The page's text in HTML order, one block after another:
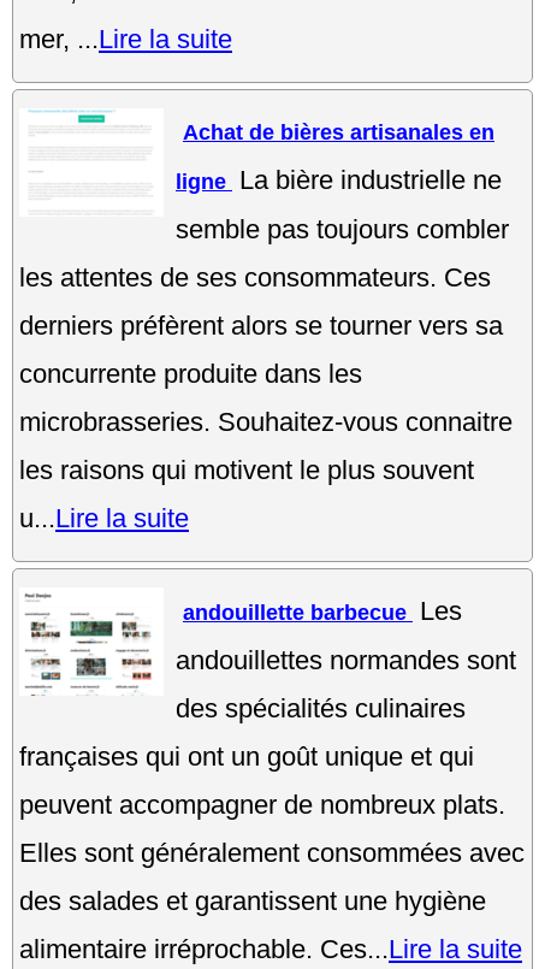
mer, ...Lire la suite
Achat de bières artisanales en
ligne La bière industrielle ne
semble pas toujours combler
les attentes de ses consommateurs. Ces
derniers préfèrent alors se tourner vers sa
concurrente produite dans les
microbrasseries. Souhaitez-vous connaitre
les raisons qui motivent le plus souvent
u...Lire la suite
andouillette barbecue Les
andouillettes normandes sont
des spécialités culinaires
françaises qui ont un goût unique et qui
peuvent accompagner de nombreux plats.
Elles sont généralement consommées avec
des salades et garantissent une hygiène
alimentaire irréprochable. Ces...Lire la suite